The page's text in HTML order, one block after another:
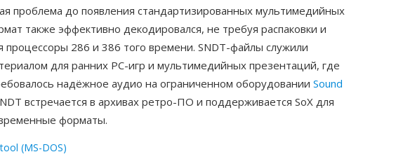
проблема до появления стандартизированных мультимедийных
также эффективно декодировался, не требуя распаковки и
процессоры 286 и 386 того времени. SNDT-файлы служили
для ранних PC-игр и мультимедийных презентаций, где
надёжное аудио на ограниченном оборудовании Sound
встречается в архивах ретро-ПО и поддерживается SoX для
форматы.
(MS-DOS)